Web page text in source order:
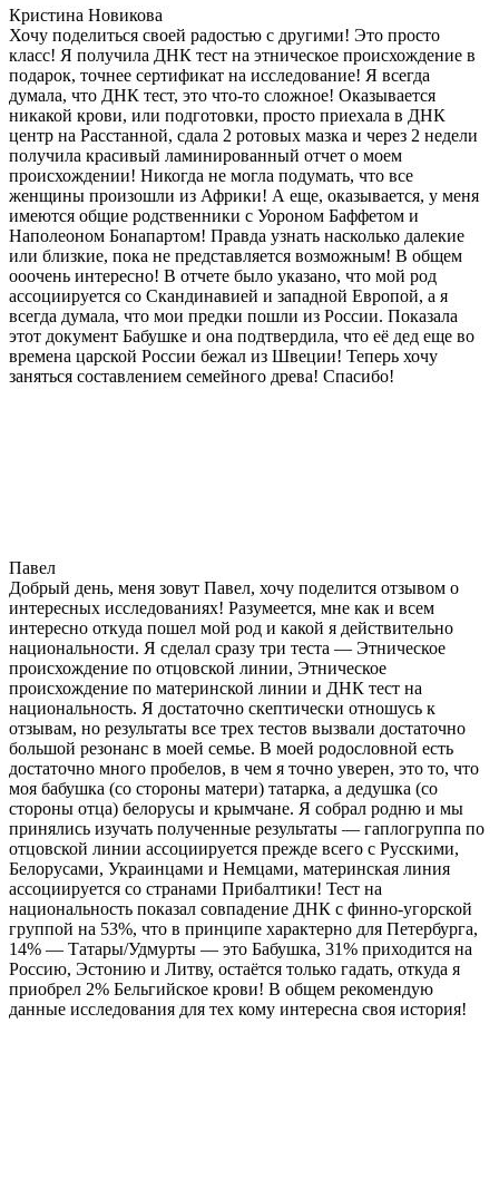
Кристина Новикова
Хочу поделиться своей радостью с другими! Это просто
класс! Я получила ДНК тест на этническое происхождение в
подарок, точнее сертификат на исследование! Я всегда
думала, что ДНК тест, это что-то сложное! Оказывается
никакой крови, или подготовки, просто приехала в ДНК
центр на Расстанной, сдала 2 ротовых мазка и через 2 недели
получила красивый ламинированный отчет о моем
происхождении! Никогда не могла подумать, что все
женщины произошли из Африки! А еще, оказывается, у меня
имеются общие родственники с Уороном Баффетом и
Наполеоном Бонапартом! Правда узнать насколько далекие
или близкие, пока не представляется возможным! В общем
ооочень интересно! В отчете было указано, что мой род
ассоциируется со Скандинавией и западной Европой, а я
всегда думала, что мои предки пошли из России. Показала
этот документ Бабушке и она подтвердила, что её дед еще во
времена царской России бежал из Швеции! Теперь хочу
заняться составлением семейного древа! Спасибо!
Павел
Добрый день, меня зовут Павел, хочу поделится отзывом о
интересных исследованиях! Разумеется, мне как и всем
интересно откуда пошел мой род и какой я действительно
национальности. Я сделал сразу три теста — Этническое
происхождение по отцовской линии, Этническое
происхождение по материнской линии и ДНК тест на
национальность. Я достаточно скептически отношусь к
отзывам, но результаты все трех тестов вызвали достаточно
большой резонанс в моей семье. В моей родословной есть
достаточно много пробелов, в чем я точно уверен, это то, что
моя бабушка (со стороны матери) татарка, а дедушка (со
стороны отца) белорусы и крымчане. Я собрал родню и мы
принялись изучать полученные результаты — гаплогруппа по
отцовской линии ассоциируется прежде всего с Русскими,
Белорусами, Украинцами и Немцами, материнская линия
ассоциируется со странами Прибалтики! Тест на
национальность показал совпадение ДНК с финно-угорской
группой на 53%, что в принципе характерно для Петербурга,
14% — Татары/Удмурты — это Бабушка, 31% приходится на
Россию, Эстонию и Литву, остаётся только гадать, откуда я
приобрел 2% Бельгийское крови! В общем рекомендую
данные исследования для тех кому интересна своя история!